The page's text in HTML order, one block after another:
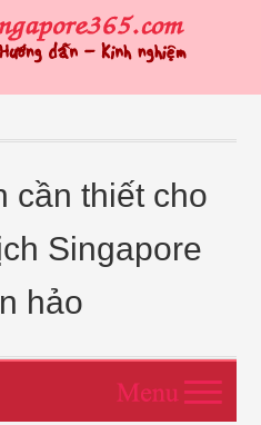
cần thiết cho
Singapore
hảo